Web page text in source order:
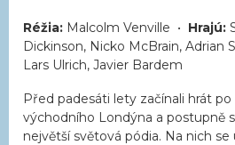
Réžia: Malcolm Venville • Hrajú:
Dickinson, Nicko McBrain, Adrian
Lars Ulrich, Javier Bardem
Před padesáti lety začínali hrát
východního Londýna a postupně
největší světová pódia. Na nich se